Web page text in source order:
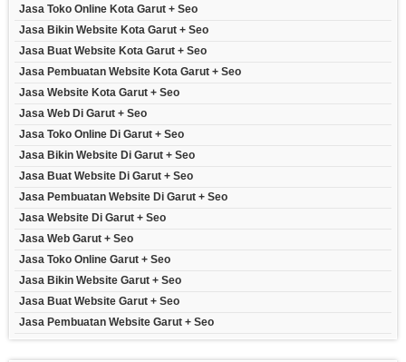
Jasa Toko Online Kota Garut + Seo
Jasa Bikin Website Kota Garut + Seo
Jasa Buat Website Kota Garut + Seo
Jasa Pembuatan Website Kota Garut + Seo
Jasa Website Kota Garut + Seo
Jasa Web Di Garut + Seo
Jasa Toko Online Di Garut + Seo
Jasa Bikin Website Di Garut + Seo
Jasa Buat Website Di Garut + Seo
Jasa Pembuatan Website Di Garut + Seo
Jasa Website Di Garut + Seo
Jasa Web Garut + Seo
Jasa Toko Online Garut + Seo
Jasa Bikin Website Garut + Seo
Jasa Buat Website Garut + Seo
Jasa Pembuatan Website Garut + Seo